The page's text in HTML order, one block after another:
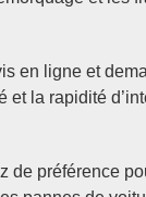
en ligne et
et la rapidité
de préférence